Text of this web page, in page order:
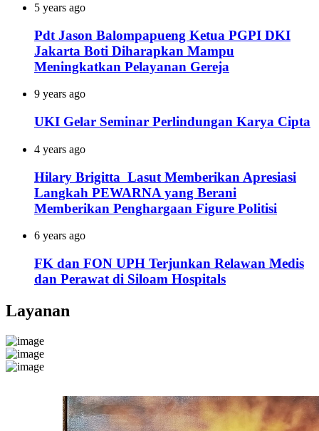
5 years ago
Pdt Jason Balompapueng Ketua PGPI DKI
Jakarta Boti Diharapkan Mampu
Meningkatkan Pelayanan Gereja
9 years ago
UKI Gelar Seminar Perlindungan Karya Cipta
4 years ago
Hilary Brigitta Lasut Memberikan Apresiasi
Langkah PEWARNA yang Berani
Memberikan Penghargaan Figure Politisi
6 years ago
FK dan FON UPH Terjunkan Relawan Medis
dan Perawat di Siloam Hospitals
Layanan